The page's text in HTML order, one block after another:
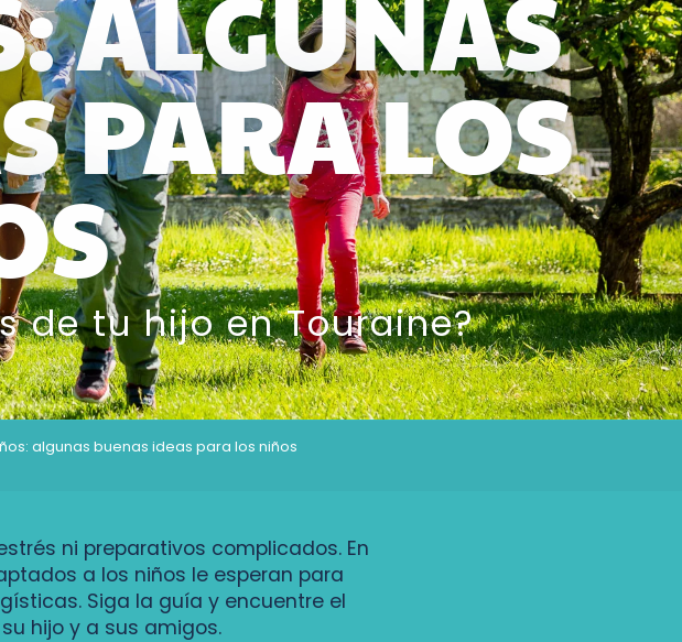
PARA LOS
de tu hijo en Touraine?
algunas buenas ideas para los niños
ni preparativos complicados. En
a los niños le esperan para
Siga la guía y encuentre el
hijo y a sus amigos.